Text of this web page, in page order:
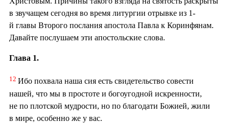
в звучащем сегодня во время литургии отрывке из 1-
й главы Второго послания апостола Павла к Коринфянам.
Давайте послушаем эти апостольские слова.
Глава 1.
12 Ибо похвала наша сия есть свидетельство совести
нашей, что мы в простоте и богоугодной искренности,
не по плотской мудрости, но по благодати Божией, жили
в мире, особенно же у вас.